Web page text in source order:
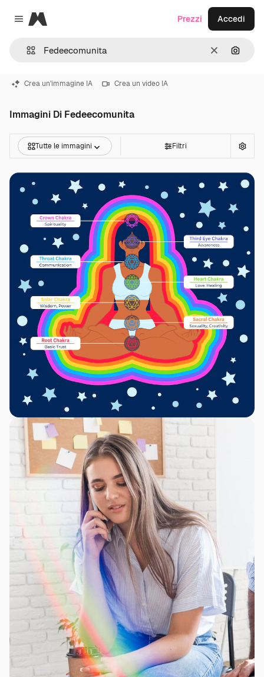
Close menu
Magnific
CancellaCerca
Prezzi Accedi
Crea un'immagine IA Crea un video IA
Immagini Di Fedeecomunita
Tutte le immagini Filtri